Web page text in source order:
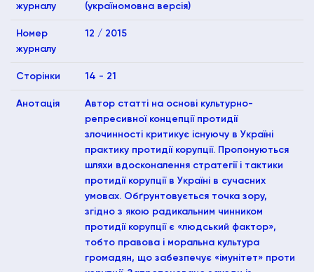
журналу
(україномовна версія)
Номер
журналу
12 / 2015
Сторінки 14 - 21
Анотація
Автор статті на основі культурно-
репресивної концепції протидії
злочинності критикує існуючу в Україні
практику протидії корупції. Пропонуються
шляхи вдосконалення стратегії і тактики
протидії корупції в Україні в сучасних
умовах. Обґрунтовується точка зору,
згідно з якою радикальним чинником
протидії корупції є «людський фактор»,
тобто правова і моральна культура
громадян, що забезпечує «імунітет» проти